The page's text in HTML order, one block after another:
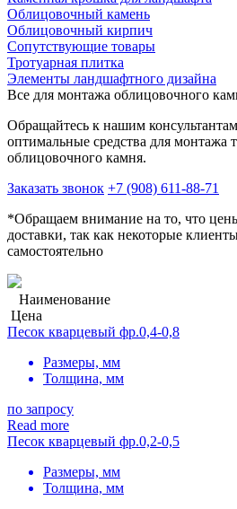
Облицовочный камень
Облицовочный кирпич
Сопутствующие товары
Тротуарная плитка
Элементы ландшафтного дизайна
Все для монтажа облицовочного
Обращайтесь к нашим
оптимальные средства для монтажа
облицовочного камня.
Заказать звонок +7 (908) 611-88-71
*Обращаем внимание на то, что
доставки, так как некоторые
самостоятельно
Наименование
Цена
Песок кварцевый фр.0,4-0,8
Размеры, мм
Толщина, мм
по запросу
Read more
Песок кварцевый фр.0,2-0,5
Размеры, мм
Толщина, мм